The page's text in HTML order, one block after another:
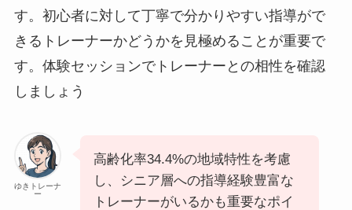
す。初心者に対して丁寧で分かりやすい指導がで
きるトレーナーかどうかを見極めることが重要で
す。体験セッションでトレーナーとの相性を確認
しましょう
ゆきトレーナ
ー
高齢化率34.4%の地域特性を考慮
し、シニア層への指導経験豊富な
トレーナーがいるかも重要なポイ